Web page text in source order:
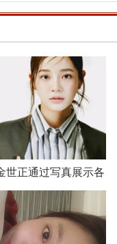
世正通过写真展示各